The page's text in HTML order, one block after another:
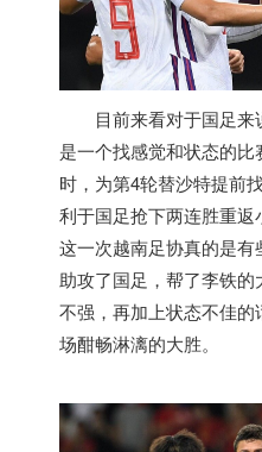
目前来看对于国足
是一个找感觉和状态的
时，为第4轮替沙特提前
利于国足抢下两连胜重
这一次越南足协真的是
助攻了国足，帮了李铁的
不强，再加上状态不佳
场酣畅淋漓的大胜。